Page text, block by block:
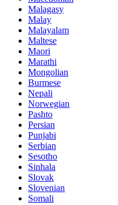
Malagasy
Malay
Malayalam
Maltese
Maori
Marathi
Mongolian
Burmese
Nepali
Norwegian
Pashto
Persian
Punjabi
Serbian
Sesotho
Sinhala
Slovak
Slovenian
Somali